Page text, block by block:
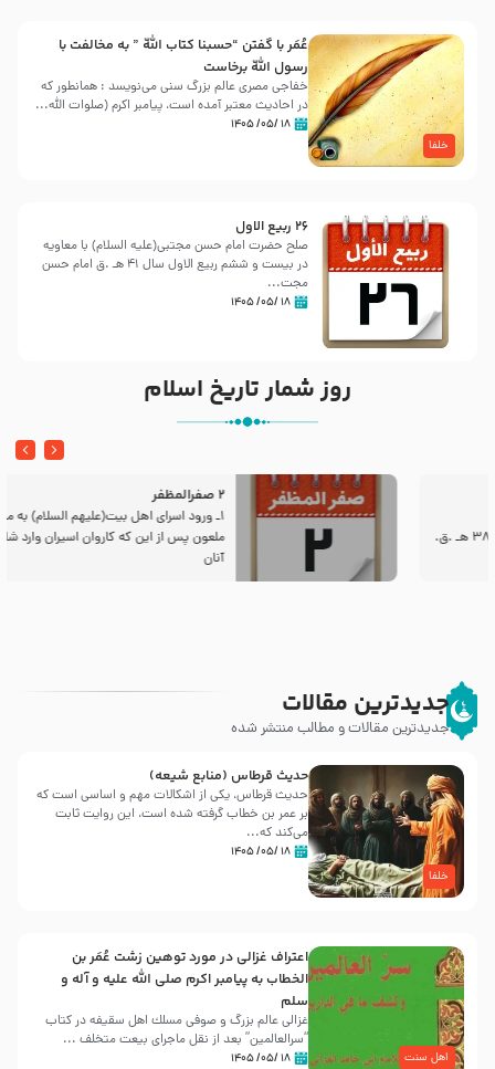
خلفا
عُمَر با گفتن “حسبنا كتاب اللّه ” به مخالفت با
رسول اللّه برخاست
خفاجی مصری عالم بزرگ سنی می‌نویسد : همانطور که
در احادیث معتبر آمده است، پیامبر اکرم (صلوات اللّه...
۱۸ /۰۵/ ۱۴۰۵
26 ربيع الاول
صلح حضرت امام حسن مجتبی(علیه السلام) با معاویه
در بیست و ششم ربیع الاول سال 41 هـ .ق امام حسن
مجت...
۱۸ /۰۵/ ۱۴۰۵
روز شمار تاریخ اسلام
2 صفرالمظفر
1ـ ورود اسراى اهل بیت‌(علیهم السلام) به مجلس یزید
ملعون پس از این كه كاروان اسیران وارد شام شدند،
جدیدترین مقالات
جدیدترین مقالات و مطالب منتشر شده
خلفا
حدیث قرطاس (منابع شیعه)
حدیث قرطاس، یکی از اشکالات مهم و اساسی است که
بر عمر بن خطاب گرفته شده است، این روایت ثابت
می‌کند که...
۱۸ /۰۵/ ۱۴۰۵
اهل سنت
اعتراف غزالی در مورد توهین زشت عُمَر بن
الخطاب به پیامبر اکرم صلی الله علیه و آله و
سلم
غزالی عالم بزرگ و صوفی مسلك اهل سقيفه در کتاب
“سرالعالمین” بعد از نقل ماجرای بیعت متخلف ...
۱۸ /۰۵/ ۱۴۰۵